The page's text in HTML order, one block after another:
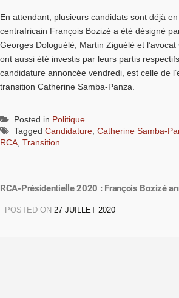
En attendant, plusieurs candidats sont déjà en
centrafricain François Bozizé a été désigné
Georges Dologuélé, Martin Ziguélé et
ont aussi été investis par leurs partis
candidature annoncée vendredi, est celle de
transition Catherine Samba-Panza.
Posted in Politique
Tagged Candidature Catherine Samba-
RCA Transition
RCA-Présidentielle 2020 : François Bozizé
POSTED ON 27 JUILLET 2020